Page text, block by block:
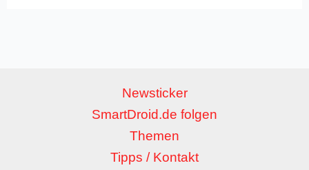
Newsticker
SmartDroid.de folgen
Themen
Tipps / Kontakt